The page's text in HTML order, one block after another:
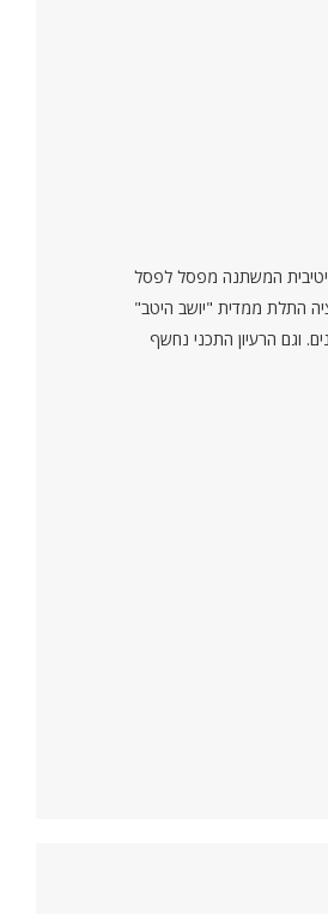
המשתנה מפסל לפסל
התלת ממדית "יושב היטב"
וגם הרעיון התכני נחשף